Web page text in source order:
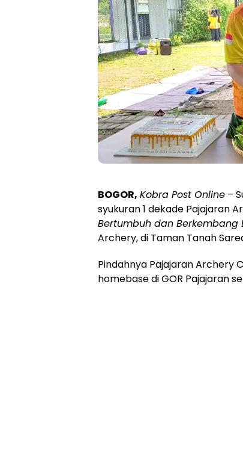
BOGOR, Kobra Post Online –
syukuran 1 dekade Pajajaran
Bertumbuh dan Berkembang
Archery, di Taman Tanah
Pindahnya Pajajaran Archery
homebase di GOR Pajajaran